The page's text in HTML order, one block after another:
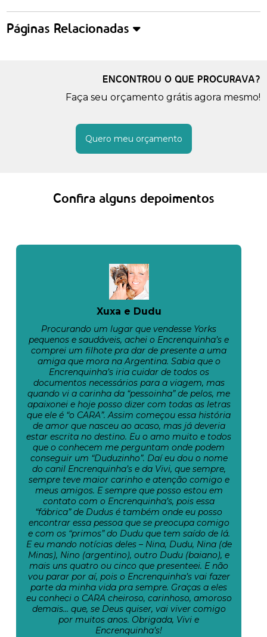
Páginas Relacionadas
ENCONTROU O QUE PROCURAVA?
Faça seu orçamento grátis agora mesmo!
Quero meu orçamento
Confira alguns depoimentos
Xuxa e Dudu
Procurando um lugar que vendesse Yorks
pequenos e saudáveis, achei o Encrenquinha’s e
comprei um filhote pra dar de presente a uma
amiga que mora na Argentina. Sabia que o
Encrenquinha’s iria cuidar de todos os
documentos necessários para a viagem, mas
quando vi a carinha da “pessoinha” de pelos, me
apaixonei e hoje posso dizer com todas as letras
que ele é “o CARA”. Assim começou essa história
de amor que nasceu ao acaso, mas já deveria
estar escrita no destino. Eu o amo muito e todos
que o conhecem me perguntam onde podem
conseguir um “Duduzinho”. Daí eu dou o nome
do canil Encrenquinha’s e da Vivi, que sempre,
sempre teve maior carinho e atenção comigo e
meus amigos. E sempre que posso estou em
contato com o Encrenquinha’s, pois essa
“fábrica” de Dudus é também onde eu posso
encontrar essa pessoa que se preocupa comigo
e com os “primos” do Dudu que tem saído de lá.
E eu mando notícias deles – Nina, Dudu, Nina (de
Minas), Nino (argentino), outro Dudu (baiano), e
mais uns quatro ou cinco que presenteei. E não
vou parar por aí, pois o Encrenquinha’s vai fazer
parte da minha vida pra sempre. Graças a eles
eu conheci o CARA cheiroso, carinhoso, amoroso
demais… que, se Deus quiser, vai viver comigo
por muitos anos. Obrigada, Vivi e
Encrenquinha’s!